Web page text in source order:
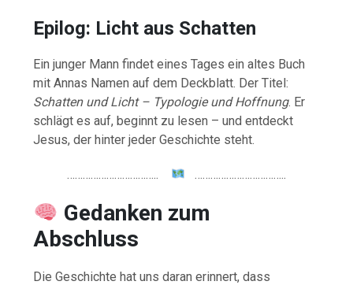
Epilog: Licht aus Schatten
Ein junger Mann findet eines Tages ein altes Buch
mit Annas Namen auf dem Deckblatt. Der Titel:
Schatten und Licht – Typologie und Hoffnung. Er
schlägt es auf, beginnt zu lesen – und entdeckt
Jesus, der hinter jeder Geschichte steht.
…………………………….. ……………………………..
Gedanken zum
Abschluss
Die Geschichte hat uns daran erinnert, dass